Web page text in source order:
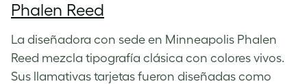
Phalen Reed
La diseñadora con sede en Minneapolis Phalen
Reed mezcla tipografía clásica con colores vivos.
Sus llamativas tarjetas fueron diseñadas como